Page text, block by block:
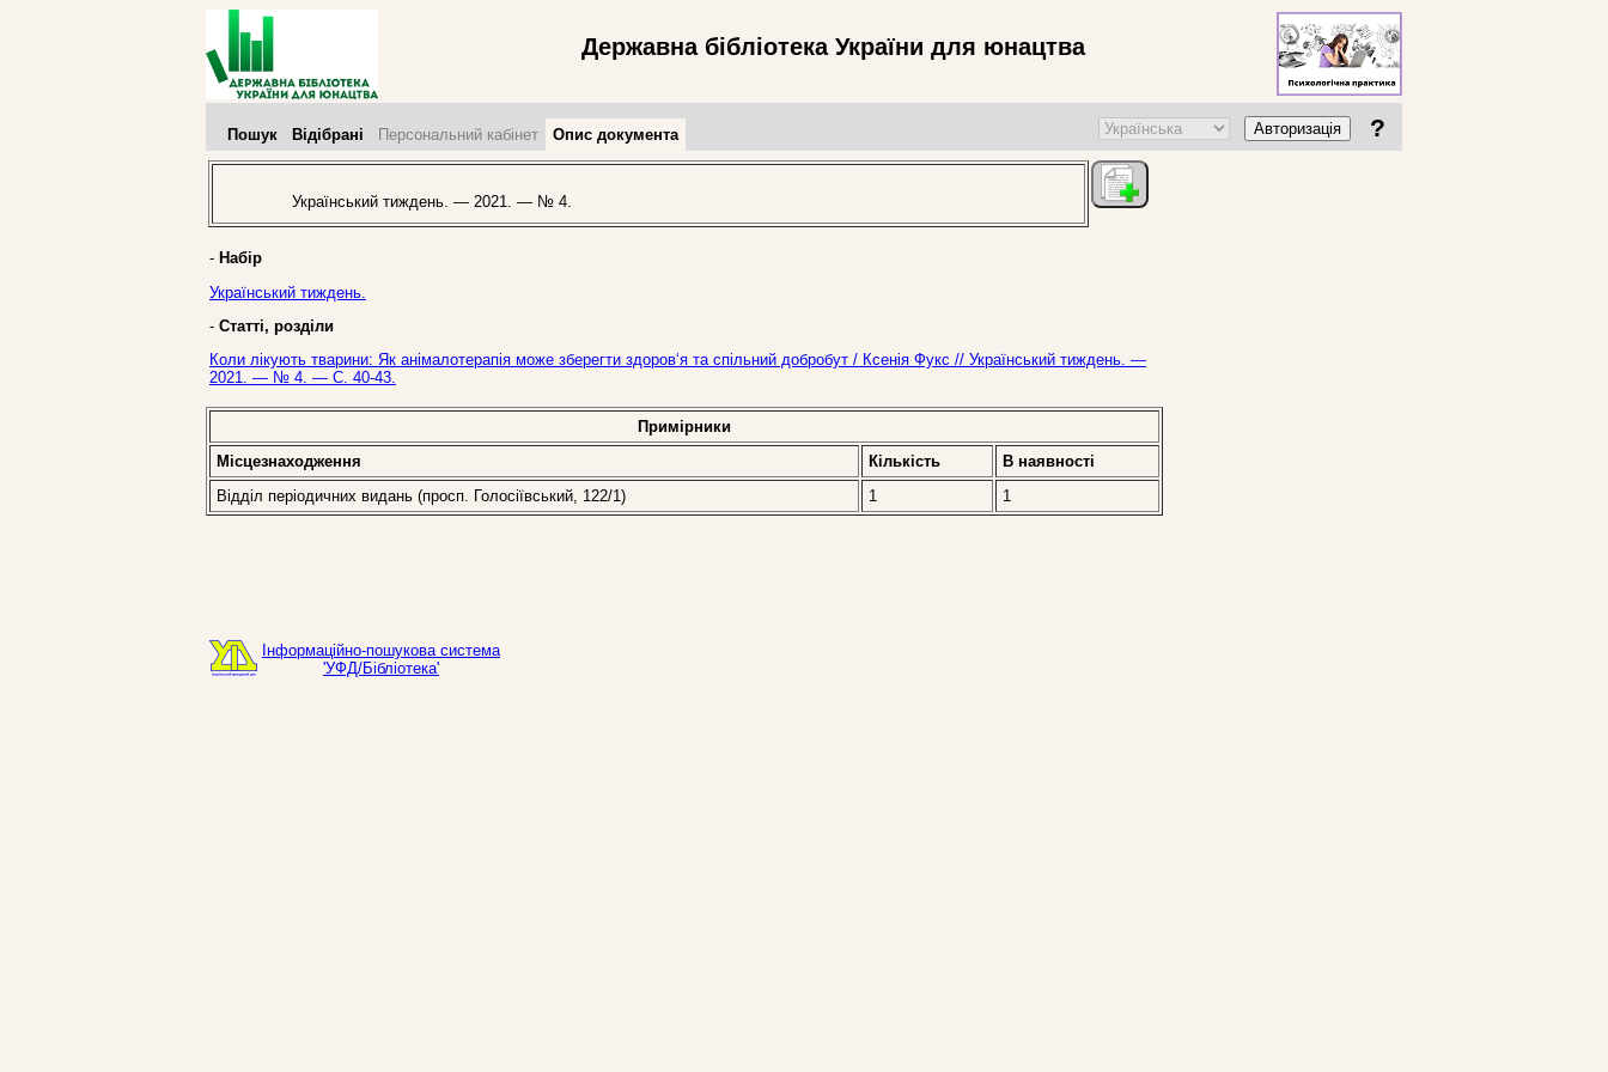
Державна бібліотека України для юнацтва
Пошук Відібрані Персональний кабінет Опис документа Авторизація ?
Український тиждень. — 2021. — № 4.
- Набір
Український тиждень.
- Статті, розділи
Коли лікують тварини: Як анімалотерапія може зберегти здоров‘я та спільний добробут / Ксенія Фукс // Український тиждень. —
2021. — № 4. — С. 40-43.
Примірники
Місцезнаходження
Кількість
В наявностi
Відділ періодичних видань (просп. Голосіївський, 122/1)
1 1
Інформаційно-пошукова система
'УФД/Бібліотека'